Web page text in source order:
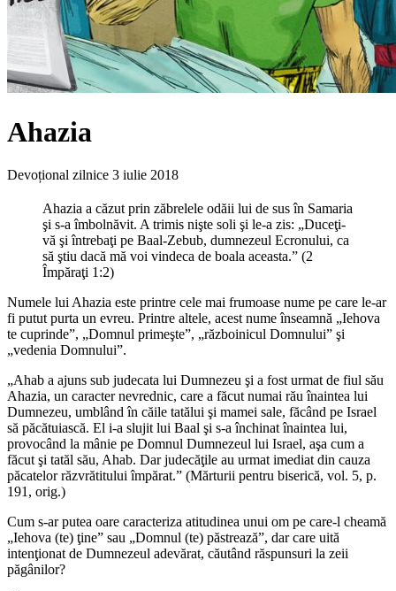
Ahazia
Devoțional zilnice 3 iulie 2018
Ahazia a căzut prin zăbrelele odăii lui de sus în Samaria
şi s-a îmbolnăvit. A trimis nişte soli şi le-a zis: „Duceţi-
vă şi întrebaţi pe Baal-Zebub, dumnezeul Ecronului, ca
să ştiu dacă mă voi vindeca de boala aceasta.” (2
Împăraţi 1:2)
Numele lui Ahazia este printre cele mai frumoase nume pe care le-ar
fi putut purta un evreu. Printre altele, acest nume înseamnă „Iehova
te cuprinde”, „Domnul primeşte”, „războinicul Domnului” şi
„vedenia Domnului”.
„Ahab a ajuns sub judecata lui Dumnezeu şi a fost urmat de fiul său
Ahazia, un caracter nevrednic, care a făcut numai rău înaintea lui
Dumnezeu, umblând în căile tatălui şi mamei sale, făcând pe Israel
să păcătuiască. El i-a slujit lui Baal şi s-a închinat înaintea lui,
provocând la mânie pe Domnul Dumnezeul lui Israel, aşa cum a
făcut şi tatăl său, Ahab. Dar judecăţile au urmat imediat din cauza
păcatelor răzvrătitului împărat.” (Mărturii pentru biserică, vol. 5, p.
191, orig.)
Cum s-ar putea oare caracteriza atitudinea unui om pe care-l cheamă
„Iehova (te) ţine” sau „Domnul (te) păstrează”, dar care uită
intenţionat de Dumnezeul adevărat, căutând răspunsuri la zeii
păgânilor?